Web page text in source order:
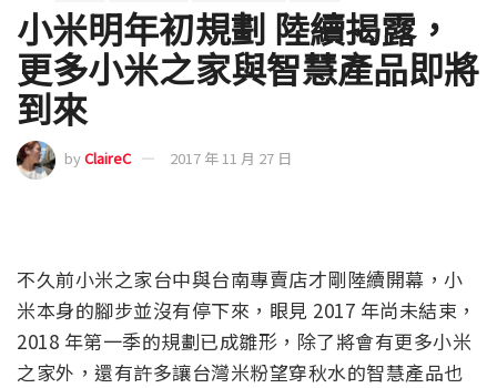
小米明年初規劃 陸續揭露，
更多小米之家與智慧產品即將
到來
byClaireC 2017 年 11 月 27 日
不久前小米之家台中與台南專賣店才剛陸續開幕，小
米本身的腳步並沒有停下來，眼見 2017 年尚未結束，
2018 年第一季的規劃已成雛形，除了將會有更多小米
之家外，還有許多讓台灣米粉望穿秋水的智慧產品也